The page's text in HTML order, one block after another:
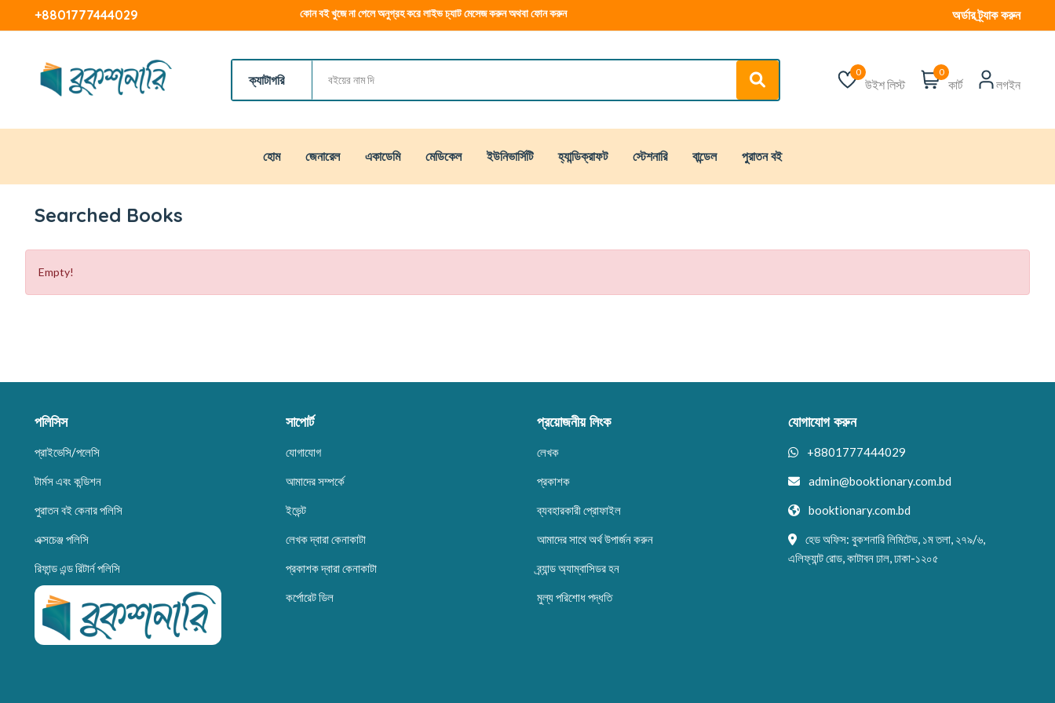
+8801777444029 কোন বই খুজে না পেলে অনুগ্রহ করে লাইভ চ্যাট মেসেজ করুন অথবা ফোন করুন অর্ডার ট্র্যাক করুন
ক্যাটাগরি
0
উইশ লিস্ট
0
কার্ট লগইন
হোম জেনারেল একাডেমি মেডিকেল ইউনিভার্সিটি হ্যান্ডিক্রাফট স্টেশনারি বান্ডেল পুরাতন বই
Searched Books
Empty!
পলিসিস
প্রাইভেসি/পলেসি
টার্মস এবং কন্ডিশন
পুরাতন বই কেনার পলিসি
এক্সচেঞ্জ পলিসি
রিফান্ড এন্ড রিটার্ন পলিসি
সাপোর্ট
যোগাযোগ
আমাদের সম্পর্কে
ইভেন্ট
লেখক দ্বারা কেনাকাটা
প্রকাশক দ্বারা কেনাকাটা
কর্পোরেট ডিল
প্রয়োজনীয় লিংক
লেখক
প্রকাশক
ব্যবহারকারী প্রোফাইল
আমাদের সাথে অর্থ উপার্জন করুন
ব্র্যান্ড অ্যাম্বাসিডর হন
মুল্য পরিশোধ পদ্ধতি
যোগাযোগ করুন
+8801777444029
admin@booktionary.com.bd
booktionary.com.bd
হেড অফিস: বুকশনারি লিমিটেড, ১ম তলা, ২৭৯/৬,
এলিফ্যান্ট রোড, কাটাবন ঢাল, ঢাকা-১২০৫